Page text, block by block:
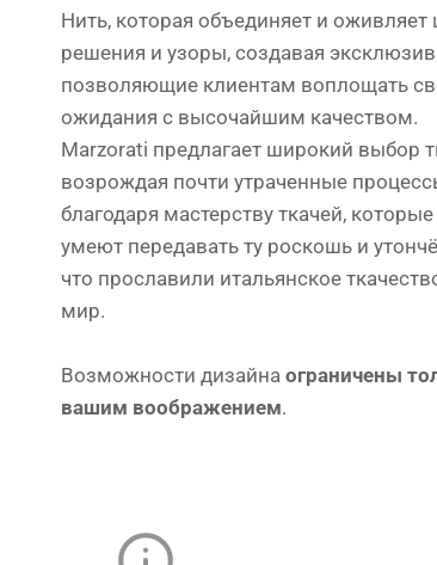
Нить, которая объединяет и оживляет
решения и узоры, создавая
позволяющие клиентам воплощать
ожидания с высочайшим качеством.
Marzorati предлагает широкий выбор
возрождая почти утраченные
благодаря мастерству ткачей,
умеют передавать ту роскошь и
что прославили итальянское
мир.
Возможности дизайна ограничены
вашим воображением.